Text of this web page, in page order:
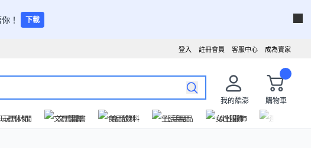
！ 下載
成為賣家
客服中心
註冊會員
登入
我的酷澎
購物車
玩具休閒 文具圖書 食品飲料 生活用品 女性服飾